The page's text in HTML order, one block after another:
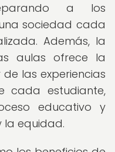
a los
sociedad cada
Además, la
aulas ofrece la
las experiencias
cada estudiante,
educativo y
la equidad.